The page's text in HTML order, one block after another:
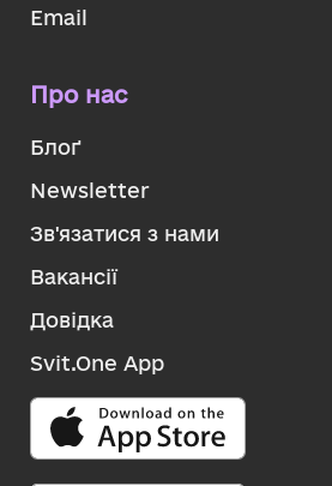
Email
Про нас
Блоґ
Newsletter
Зв'язатися з нами
Вакансії
Довідка
Svit.One App